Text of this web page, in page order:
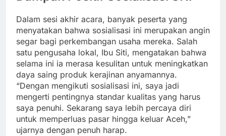
Dalam sesi akhir acara, banyak peserta yang
menyatakan bahwa sosialisasi ini merupakan angin
segar bagi perkembangan usaha mereka. Salah
satu pengusaha lokal, Ibu Siti, mengatakan bahwa
selama ini ia merasa kesulitan untuk meningkatkan
daya saing produk kerajinan anyamannya.
“Dengan mengikuti sosialisasi ini, saya jadi
mengerti pentingnya standar kualitas yang harus
saya penuhi. Sekarang saya lebih percaya diri
untuk memperluas pasar hingga keluar Aceh,”
ujarnya dengan penuh harap.